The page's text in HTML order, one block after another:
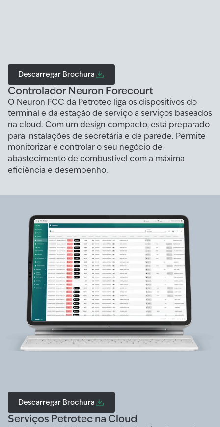
Descarregar Brochura
Controlador Neuron Forecourt
O Neuron FCC da Petrotec liga os dispositivos do
terminal e da estação de serviço a serviços baseados
na cloud. Com um design compacto, está preparado
para instalações de secretária e de parede. Permite
monitorizar e controlar o seu negócio de
abastecimento de combustível com a máxima
eficiência e desempenho.
Descarregar Brochura
Serviços Petrotec na Cloud